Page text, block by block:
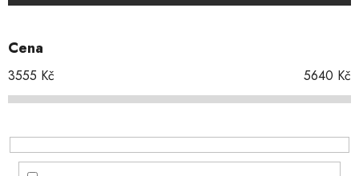
í
p
r
o
d
k
t
Cena
3555 Kč 5640 Kč